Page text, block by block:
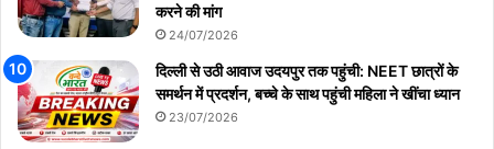
करने की मांग
24/07/2026
दिल्ली से उठी आवाज उदयपुर तक पहुंची: NEET छात्रों के
समर्थन में प्रदर्शन, बच्चे के साथ पहुंची महिला ने खींचा ध्यान
23/07/2026